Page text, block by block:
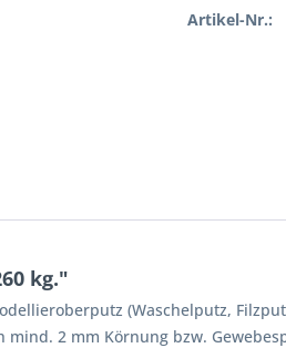
Artikel-Nr.:
kg."
(Waschelputz,
2 mm Körnung bzw.